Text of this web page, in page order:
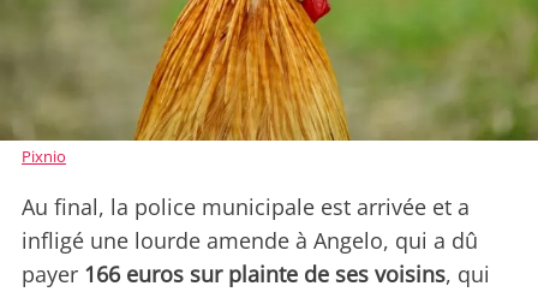
Pixnio
Au final, la police municipale est arrivée et a
infligé une lourde amende à Angelo, qui a dû
payer 166 euros sur plainte de ses voisins, qui